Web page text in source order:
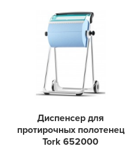
Диспенсер для
протирочных полотенец
Tork 652000